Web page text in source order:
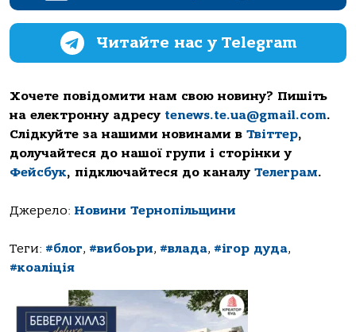
Читайте нас у Telegram
Хочете повідомити нам свою новину? Пишіть
на електронну адресу tenews.te.ua@gmail.com.
Слідкуйте за нашими новинами в Твіттер,
долучайтеся до нашої групи і сторінки у
Фейсбук, підключайтеся до каналу Телеграм.
Джерело: Новини Тернопільщини
Теги: #блог, #вибоьри, #влада, #ігор дуда,
#коаліція